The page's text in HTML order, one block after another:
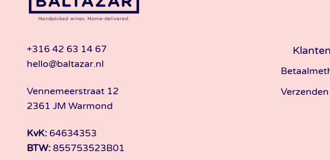
+316 42 63 14 67
hello@baltazar.nl
Vennemeerstraat 12
2361 JM Warmond
KvK: 64634353
BTW: 855753523B01